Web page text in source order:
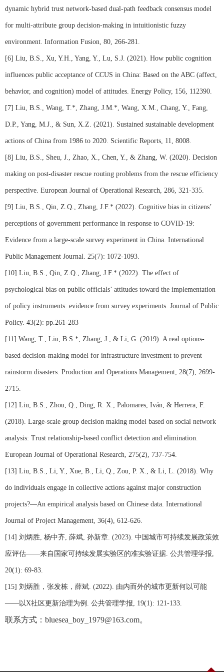
dynamic hybrid trust network-based dual-path feedback consensus model
for multi-attribute group decision-making in intuitionistic fuzzy
environment. Information Fusion, 80, 266-281.
[6] Liu, B.S., Xu, Y.H., Yang, Y., Lu, S.J. (2021). How public cognition
influences public acceptance of CCUS in China: Based on the ABC (affect,
behavior, and cognition) model of attitudes. Energy Policy, 156, 112390.
[7] Liu, B.S., Wang, T.*, Zhang, J.M.*, Wang, X.M., Chang, Y., Fang,
D.P., Yang, M.J., & Sun, X.Z. (2021). Sustained sustainable development
actions of China from 1986 to 2020. Scientific Reports, 11, 8008.
[8] Liu, B.S., Sheu, J., Zhao, X., Chen, Y., & Zhang, W. (2020). Decision
making on post-disaster rescue routing problems from the rescue efficiency
perspective. European Journal of Operational Research, 286, 321-335.
[9] Liu, B.S., Qin, Z.Q., Zhang, J.F.* (2022). Cognitive bias in citizens’
perceptions of government performance in response to COVID-19:
Evidence from a large-scale survey experiment in China. International
Public Management Journal. 25(7): 1072-1093.
[10] Liu, B.S., Qin, Z.Q., Zhang, J.F.* (2022). The effect of
psychological bias on public officials’ attitudes toward the implementation
of policy instruments: evidence from survey experiments. Journal of Public
Policy. 43(2): pp.261-283
[11] Wang, T., Liu, B.S.*, Zhang, J., & Li, G. (2019). A real options-
based decision-making model for infrastructure investment to prevent
rainstorm disasters. Production and Operations Management, 28(7), 2699-
2715.
[12] Liu, B.S., Zhou, Q., Ding, R. X., Palomares, Iván, & Herrera, F.
(2018). Large-scale group decision making model based on social network
analysis: Trust relationship-based conflict detection and elimination.
European Journal of Operational Research, 275(2), 737-754.
[13] Liu, B.S., Li, Y., Xue, B., Li, Q., Zou, P. X., & Li, L. (2018). Why
do individuals engage in collective actions against major construction
projects?—An empirical analysis based on Chinese data. International
Journal of Project Management, 36(4), 612-626.
[14] 刘炳胜, 杨中齐, 薛斌, 孙新章. (2023). 中国城市可持续发展政策效
应评估——来自国家可持续发展实验区的准实验证据. 公共管理学报,
20(1): 69-83.
[15] 刘炳胜，张发栋，薛斌. (2022). 由内而外的城市更新何以可能
——以X社区更新治理为例 . 公共管理学报, 19(1): 121-133.
联系方式： bluesea_boy_1979@163.com。